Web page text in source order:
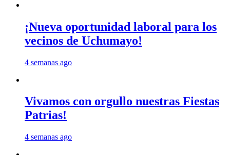
¡Nueva oportunidad laboral para los
vecinos de Uchumayo!
4 semanas ago
Vivamos con orgullo nuestras Fiestas
Patrias!
4 semanas ago